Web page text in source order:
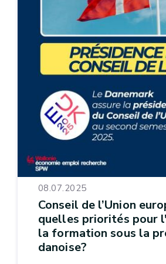
08.07.2025
Conseil de l’Union
quelles priorités pour
la formation sous la
danoise?